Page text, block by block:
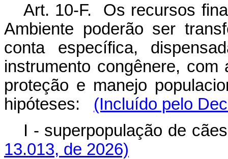
Art. 10-F. Os recursos
Ambiente poderão ser
conta específica,
instrumento congênere,
proteção e manejo
hipóteses:
(Incluído pelo
I - superpopulação de
13.013, de 2026)